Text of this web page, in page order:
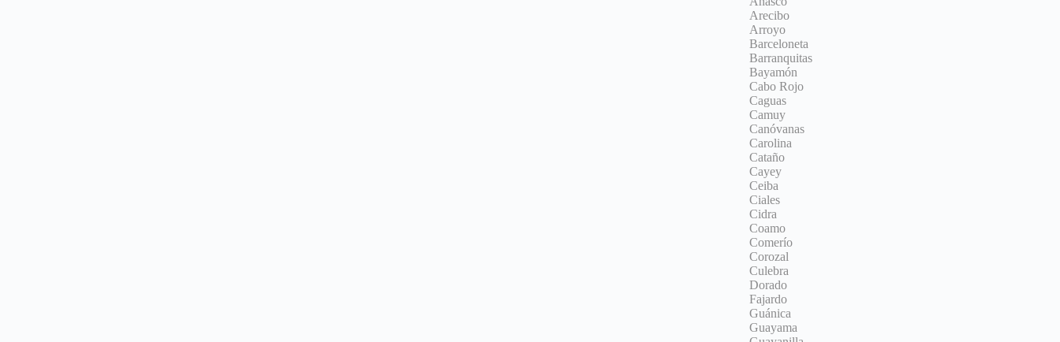
Arecibo
Arroyo
Barceloneta
Barranquitas
Bayamón
Cabo Rojo
Caguas
Camuy
Canóvanas
Carolina
Cataño
Cayey
Ceiba
Ciales
Cidra
Coamo
Comerío
Corozal
Culebra
Dorado
Fajardo
Guánica
Guayama